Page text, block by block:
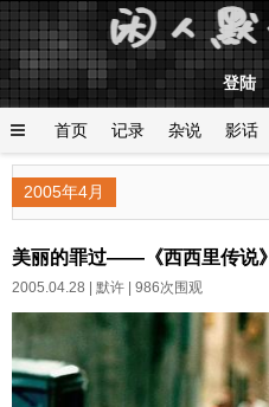
登陆
首页 记录 杂说 影话
登陆
2005年4月
美丽的罪过——《西西里传说》
2005.04.28 | 默许 | 986次围观